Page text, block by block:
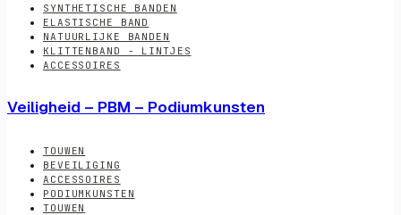
SYNTHETISCHE BANDEN
ELASTISCHE BAND
NATUURLIJKE BANDEN
KLITTENBAND - LINTJES
ACCESSOIRES
Veiligheid – PBM – Podiumkunsten
TOUWEN
BEVEILIGING
ACCESSOIRES
PODIUMKUNSTEN
TOUWEN